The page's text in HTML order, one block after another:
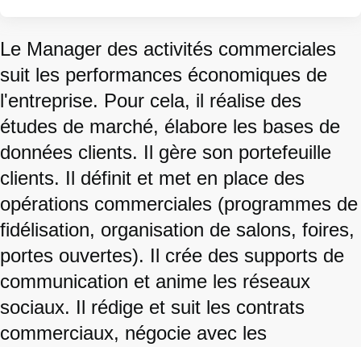
Le Manager des activités commerciales
suit les performances économiques de
l'entreprise. Pour cela, il réalise des
études de marché, élabore les bases de
données clients. Il gère son portefeuille
clients. Il définit et met en place des
opérations commerciales (programmes de
fidélisation, organisation de salons, foires,
portes ouvertes). Il crée des supports de
communication et anime les réseaux
sociaux. Il rédige et suit les contrats
commerciaux, négocie avec les